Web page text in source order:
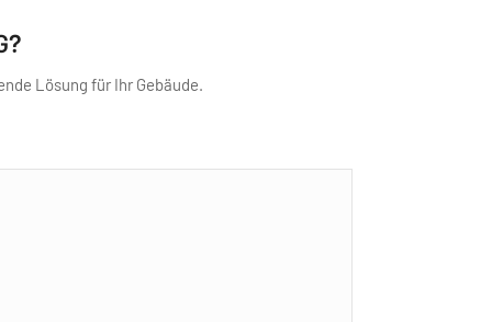
Lösung für Ihr Gebäude.